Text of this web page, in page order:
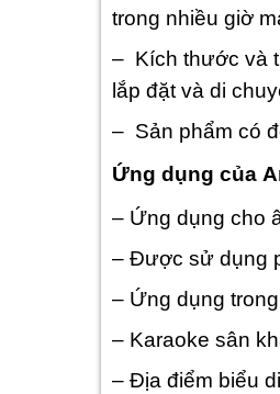
trong nhiều giờ
– Kích thước và
lắp đặt và di
– Sản phẩm có
Ứng dụng của
– Ứng dụng cho
– Được sử dụng
– Ứng dụng
– Karaoke sân
– Địa điểm biểu